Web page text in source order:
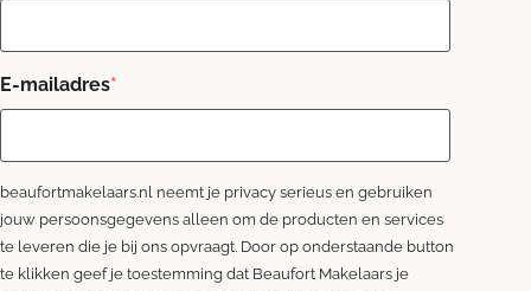
E-mailadres*
beaufortmakelaars.nl neemt je privacy serieus en gebruiken
jouw persoonsgegevens alleen om de producten en services
te leveren die je bij ons opvraagt. Door op onderstaande button
te klikken geef je toestemming dat Beaufort Makelaars je